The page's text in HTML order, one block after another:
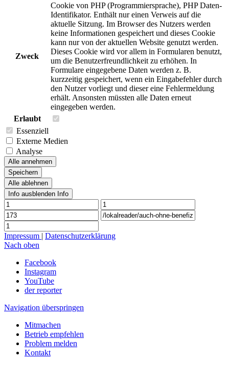
Zweck
Cookie von PHP (Programmiersprache), PHP Daten-
Identifikator. Enthält nur einen Verweis auf die
aktuelle Sitzung. Im Browser des Nutzers werden
keine Informationen gespeichert und dieses Cookie
kann nur von der aktuellen Website genutzt werden.
Dieses Cookie wird vor allem in Formularen benutzt,
um die Benutzerfreundlichkeit zu erhöhen. In
Formulare eingegebene Daten werden z. B.
kurzzeitig gespeichert, wenn ein Eingabefehler durch
den Nutzer vorliegt und dieser eine Fehlermeldung
erhält. Ansonsten müssten alle Daten erneut
eingegeben werden.
Erlaubt
Essenziell
Externe Medien
Analyse
Alle annehmen
Speichern
Alle ablehnen
Info ausblenden Info
Impressum | Datenschutzerklärung
Nach oben
Facebook
Instagram
YouTube
der reporter
Navigation überspringen
Mitmachen
Betrieb empfehlen
Problem melden
Kontakt